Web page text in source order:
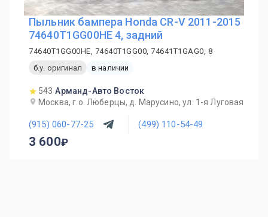
Пыльник бампера Honda CR-V 2011-2015
74640T1GG00HE 4, задний
74640T1GG00HE, 74640T1GG00, 74641T1GAG0, 8
б.у. оригинал
в наличии
543 Арманд-Авто Восток
Москва, г.о. Люберцы, д. Марусино, ул. 1-я Луговая
(915) 060-77-25 (499) 110-54-49
3 600